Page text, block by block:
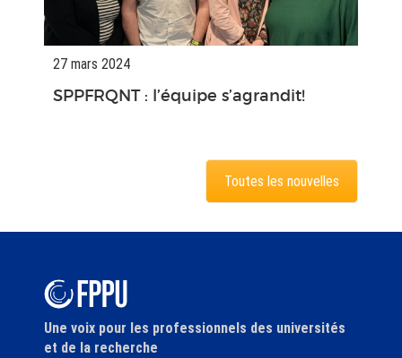
27 mars 2024
SPPFRQNT : l’équipe s’agrandit!
Toutes les nouvelles
Une voix pour les professionnels des universités
et de la recherche